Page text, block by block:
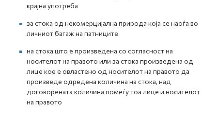
крајна употреба
за стока од некомерцијална природа која се наоѓа во
личниот багаж на патниците
на стока што е произведена со согласност на
носителот на правото или за стока произведена од
лице кое е овластено од носителот на правото да
произведе одредена количина на стока, над
договорената количина помеѓу тоа лице и носителот
на правото